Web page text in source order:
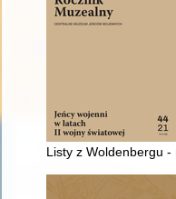
Listy z Woldenbergu -